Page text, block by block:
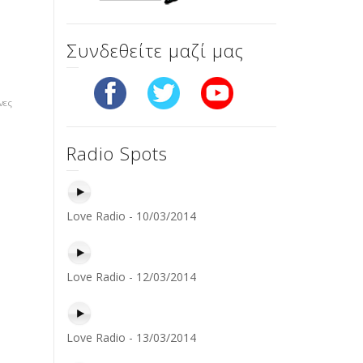
Συνδεθείτε μαζί μας
Radio Spots
Love Radio - 10/03/2014
Love Radio - 12/03/2014
Love Radio - 13/03/2014